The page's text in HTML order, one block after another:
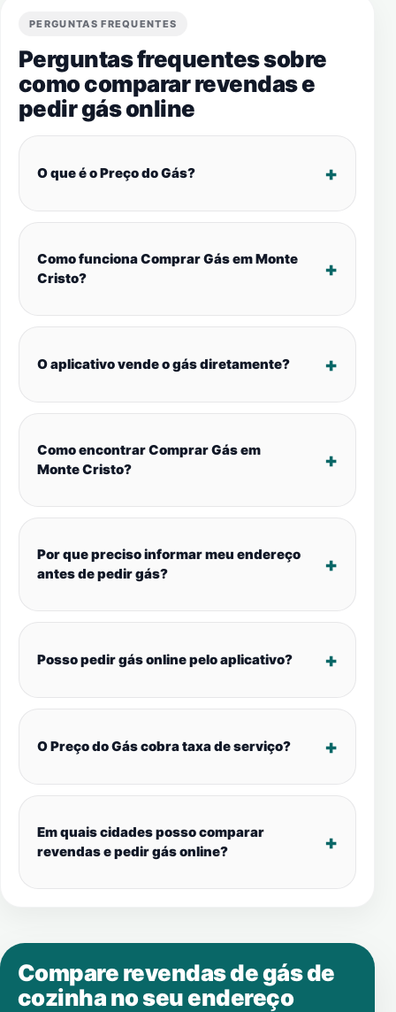
PERGUNTAS FREQUENTES
Perguntas frequentes sobre
como comparar revendas e
pedir gás online
O que é o Preço do Gás?
Como funciona Comprar Gás em Monte
Cristo?
O aplicativo vende o gás diretamente?
Como encontrar Comprar Gás em
Monte Cristo?
Por que preciso informar meu endereço
antes de pedir gás?
Posso pedir gás online pelo aplicativo?
O Preço do Gás cobra taxa de serviço?
Em quais cidades posso comparar
revendas e pedir gás online?
Compare revendas de gás de
cozinha no seu endereço